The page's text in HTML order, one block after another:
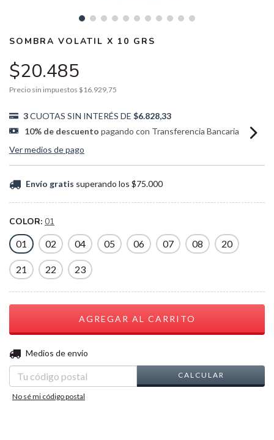
SOMBRA VOLATIL X 10 GRS
$20.485
Precio sin impuestos $16.929,75
3CUOTAS SIN INTERÉS DE $6.828,33
10% de descuento pagando con Transferencia Bancaria
Ver medios de pago
Envío gratis superando los $75.000
COLOR: 01
01
02 04 05 06 07 08 20
21 22 23
Entregas para el CP:
Medios de envío
CALCULAR
No sé mi código postal